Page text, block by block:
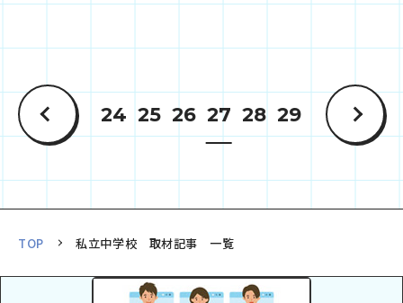
24 25 26 27 28 29
TOP 私立中学校 取材記事 一覧